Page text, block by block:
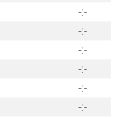
-:-
-:-
-:-
-:-
-:-
-:-